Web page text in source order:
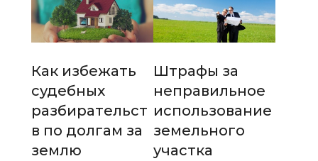
Как избежать
судебных
разбирательст
в по долгам за
землю
Штрафы за
неправильное
использование
земельного
участка